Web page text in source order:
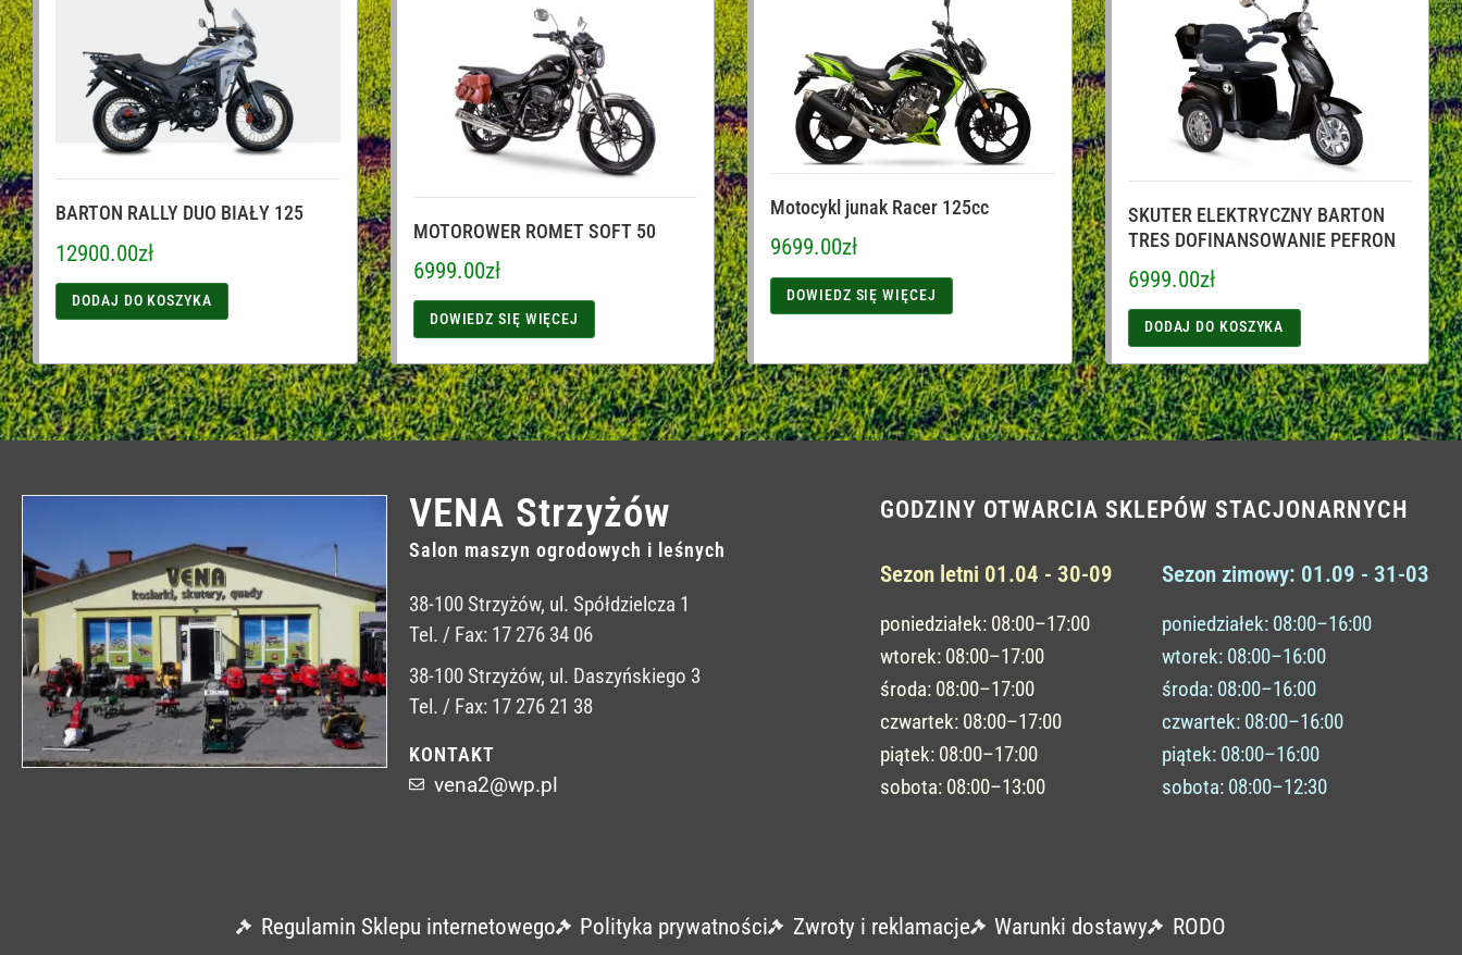
BARTON RALLY DUO BIAŁY 125
12900.00zł
DODAJ DO KOSZYKA
MOTOROWER ROMET SOFT 50
6999.00zł
DOWIEDZ SIĘ WIĘCEJ
Motocykl junak Racer 125cc
9699.00zł
DOWIEDZ SIĘ WIĘCEJ
SKUTER ELEKTRYCZNY BARTON
TRES DOFINANSOWANIE PEFRON
6999.00zł
DODAJ DO KOSZYKA
VENA Strzyżów
Salon maszyn ogrodowych i leśnych
38-100 Strzyżów, ul. Spółdzielcza 1
Tel. / Fax: 17 276 34 06
38-100 Strzyżów, ul. Daszyńskiego 3
Tel. / Fax: 17 276 21 38
KONTAKT
vena2@wp.pl
GODZINY OTWARCIA SKLEPÓW STACJONARNYCH
Sezon letni 01.04 - 30-09
poniedziałek: 08:00–17:00
wtorek: 08:00–17:00
środa: 08:00–17:00
czwartek: 08:00–17:00
piątek: 08:00–17:00
sobota: 08:00–13:00
Sezon zimowy: 01.09 - 31-03
poniedziałek: 08:00–16:00
wtorek: 08:00–16:00
środa: 08:00–16:00
czwartek: 08:00–16:00
piątek: 08:00–16:00
sobota: 08:00–12:30
Regulamin Sklepu internetowego Polityka prywatności Zwroty i reklamacje Warunki dostawy RODO